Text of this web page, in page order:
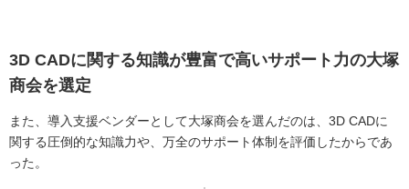
3D CADに関する知識が豊富で高いサポート力の大塚
商会を選定
また、導入支援ベンダーとして大塚商会を選んだのは、3D CADに
関する圧倒的な知識力や、万全のサポート体制を評価したからであ
った。